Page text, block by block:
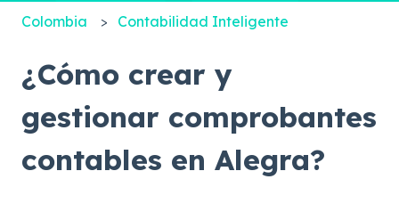
Colombia Contabilidad Inteligente
¿Cómo crear y
gestionar comprobantes
contables en Alegra?